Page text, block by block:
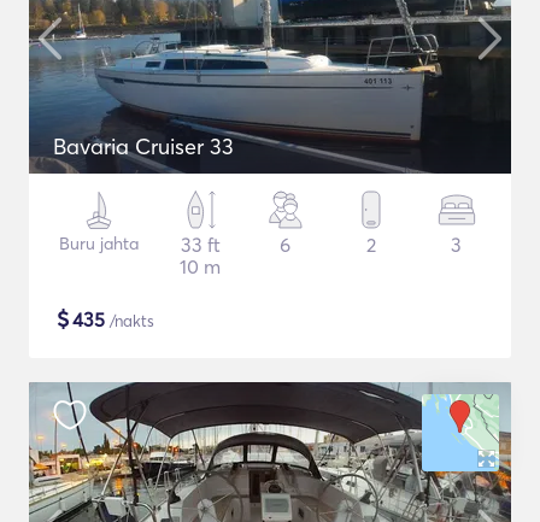
Bavaria Cruiser 33
Buru jahta
33 ft
10 m
6 2 3
$435 /nakts